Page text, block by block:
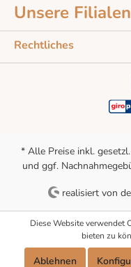
Unsere Filialen
Rechtliches
* Alle Preise inkl.
und ggf.
realisiert von
Diese Website verwendet
bieten zu
Ablehnen